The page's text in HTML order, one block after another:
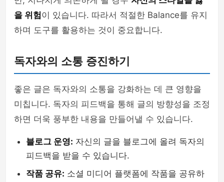
을 위험이 있습니다. 따라서 적절한 Balance를 유지
하며 도구를 활용하는 것이 중요합니다.
독자와의 소통 증진하기
좋은 글은 독자와의 소통을 강화하는 데 큰 영향을
미칩니다. 독자의 피드백을 통해 글의 방향성을 조정
하면 더욱 풍부한 내용을 만들어낼 수 있습니다.
블로그 운영: 자신의 글을 블로그에 올려 독자의
피드백을 받을 수 있습니다.
작품 공유: 소셜 미디어 플랫폼에 작품을 공유하